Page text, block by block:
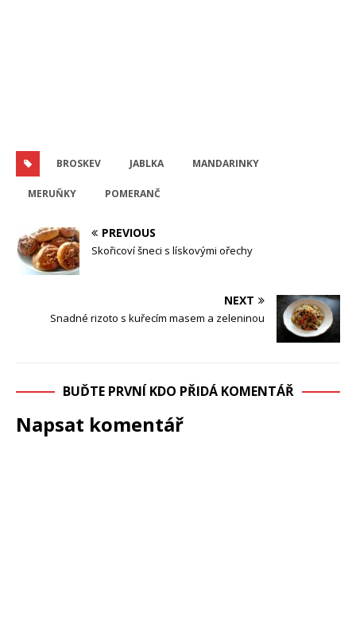
BROSKEV JABLKA MANDARINKY
MERUŇKY POMERANČ
PREVIOUS
Skořicoví šneci s lískovými ořechy
NEXT
Snadné rizoto s kuřecím masem a zeleninou
BUĎTE PRVNÍ KDO PŘIDÁ KOMENTÁŘ
Napsat komentář